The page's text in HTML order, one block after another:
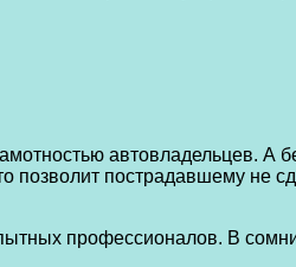
автовладельцев. А
позволит пострадавшему не
профессионалов. В